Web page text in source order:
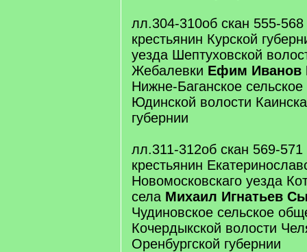
лл.304-310об скан 555-568
крестьянин Курской
уезда Шептуховской
Жебалевки Ефим Иванов
Нижне-Баганское
Юдинской волости
губернии
лл.311-312об скан 569-571
крестьянин
Новомосковскаго уезда
села Михаил Игнатьев
Чудиновское сельское
Кочердыкской волости
Оренбургской губернии